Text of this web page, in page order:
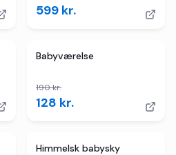
599 kr.
4butikker
Babyværelse
190kr.
128 kr.
Himmelsk babysky